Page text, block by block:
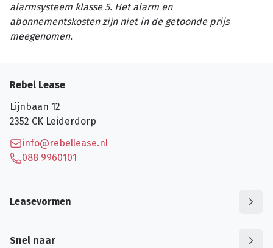
alarmsysteem klasse 5. Het alarm en
abonnementskosten zijn niet in de getoonde prijs
meegenomen.
Rebel Lease
Lijnbaan 12
2352 CK Leiderdorp
info@rebellease.nl
088 9960101
Leasevormen
Snel naar